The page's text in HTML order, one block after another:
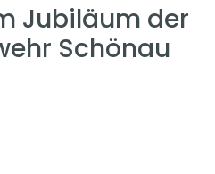
Jubiläum der
Schönau